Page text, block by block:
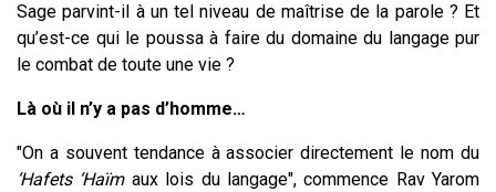
Sage parvint-il à un tel niveau de maîtrise de la parole ? Et
qu’est-ce qui le poussa à faire du domaine du langage pur
le combat de toute une vie ?
Là où il n’y a pas d’homme…
"On a souvent tendance à associer directement le nom du
‘Hafets ‘Haïmaux lois du langage", commence Rav Yarom